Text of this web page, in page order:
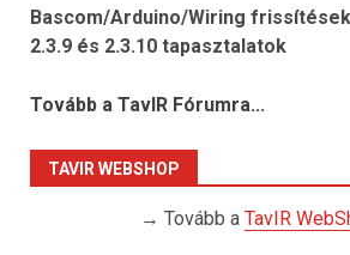
Bascom/Arduino/Wiring frissítések
2.3.9 és 2.3.10 tapasztalatok
Tovább a TavIR Fórumra...
TAVIR WEBSHOP
→ Tovább a TavIR